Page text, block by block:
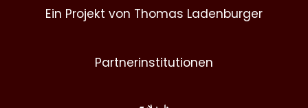
Ein Projekt von Thomas Ladenburger
Partnerinstitutionen